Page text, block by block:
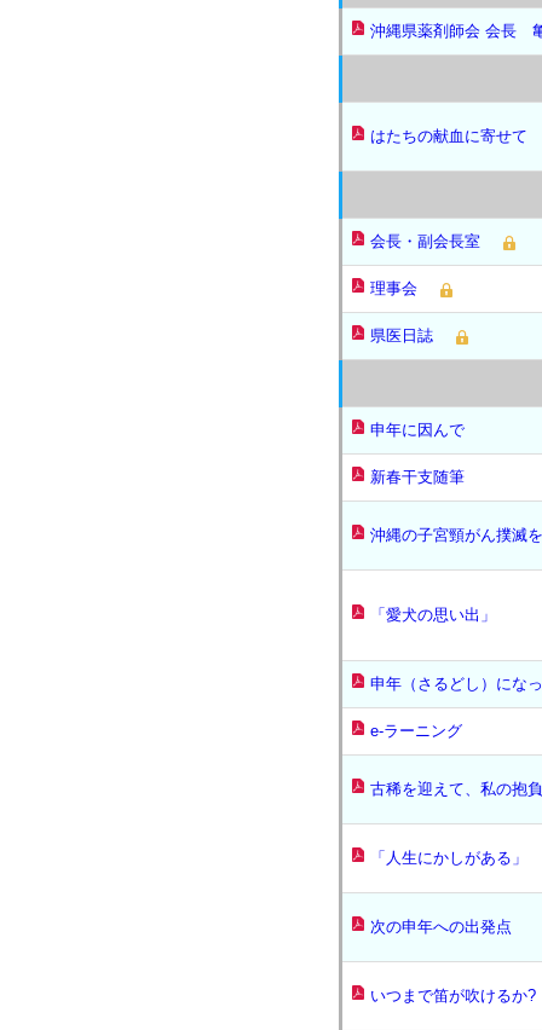
沖縄県薬剤師会 会長
はたちの献血に寄せて
会長・副会長室
理事会
県医日誌
申年に因んで
新春干支随筆
沖縄の子宮頸がん撲滅
「愛犬の思い出」
申年（さるどし）にな
e-ラーニング
古稀を迎えて、私の抱負
「人生にかしがある」
次の申年への出発点
いつまで笛が吹けるか?